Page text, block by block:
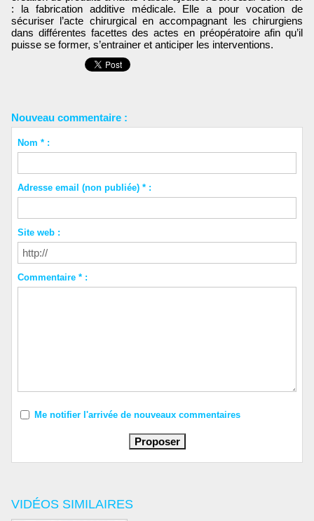
VIDÉOS SIMILAIRES
: la fabrication additive médicale. Elle a pour vocation de
sécuriser l’acte chirurgical en accompagnant les chirurgiens
dans différentes facettes des actes en préopératoire afin qu’il
puisse se former, s’entrainer et anticiper les interventions.
Nouveau commentaire :
Nom * :
Adresse email (non publiée) * :
Site web :
Commentaire * :
Me notifier l'arrivée de nouveaux commentaires